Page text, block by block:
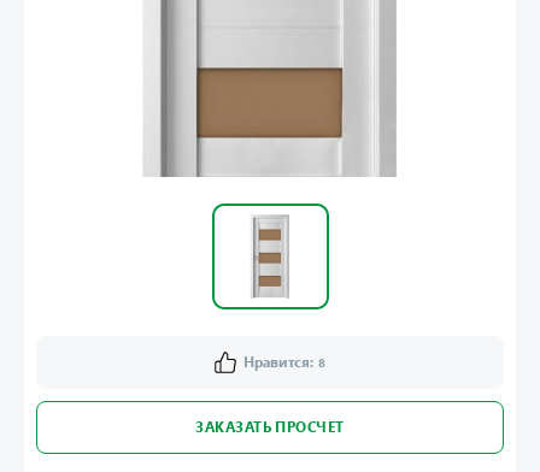
Нравится: 8
ЗАКАЗАТЬ ПРОСЧЕТ